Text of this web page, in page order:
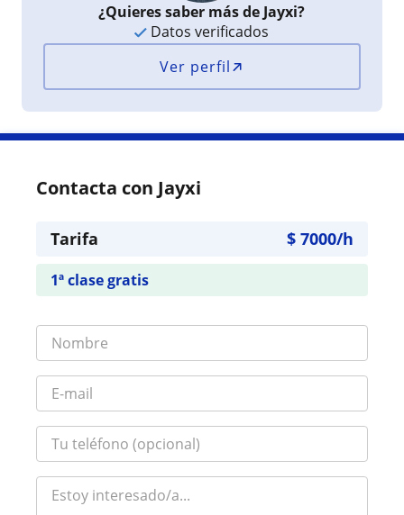
¿Quieres saber más de Jayxi?
Datos verificados
Ver perfil
Contacta con Jayxi
Tarifa $ 7000/h
1ª clase gratis